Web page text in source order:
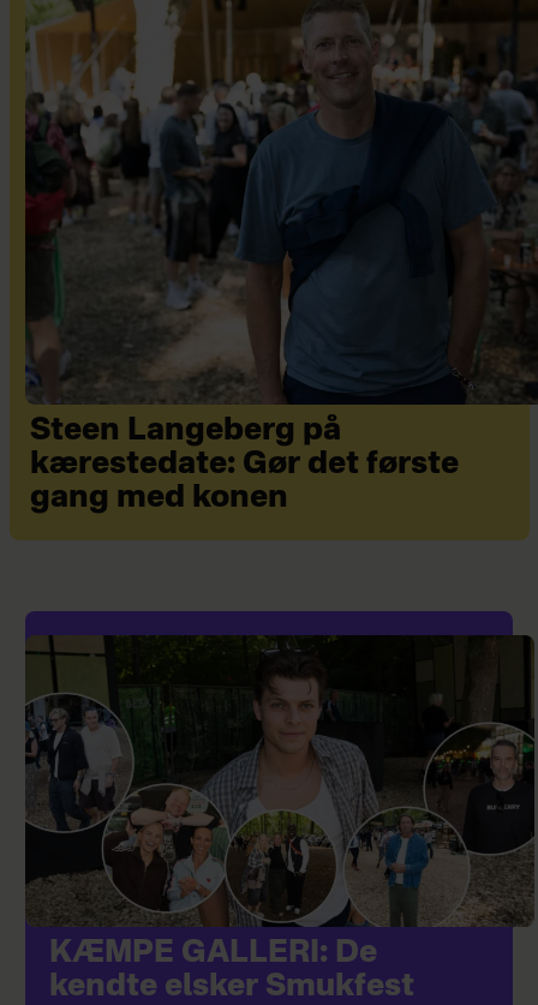
Steen Langeberg på
kærestedate: Gør det første
gang med konen
KÆMPE GALLERI: De
kendte elsker Smukfest